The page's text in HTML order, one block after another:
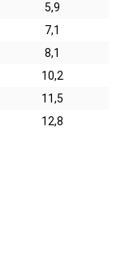
5,9
7,1
8,1
10,2
11,5
12,8